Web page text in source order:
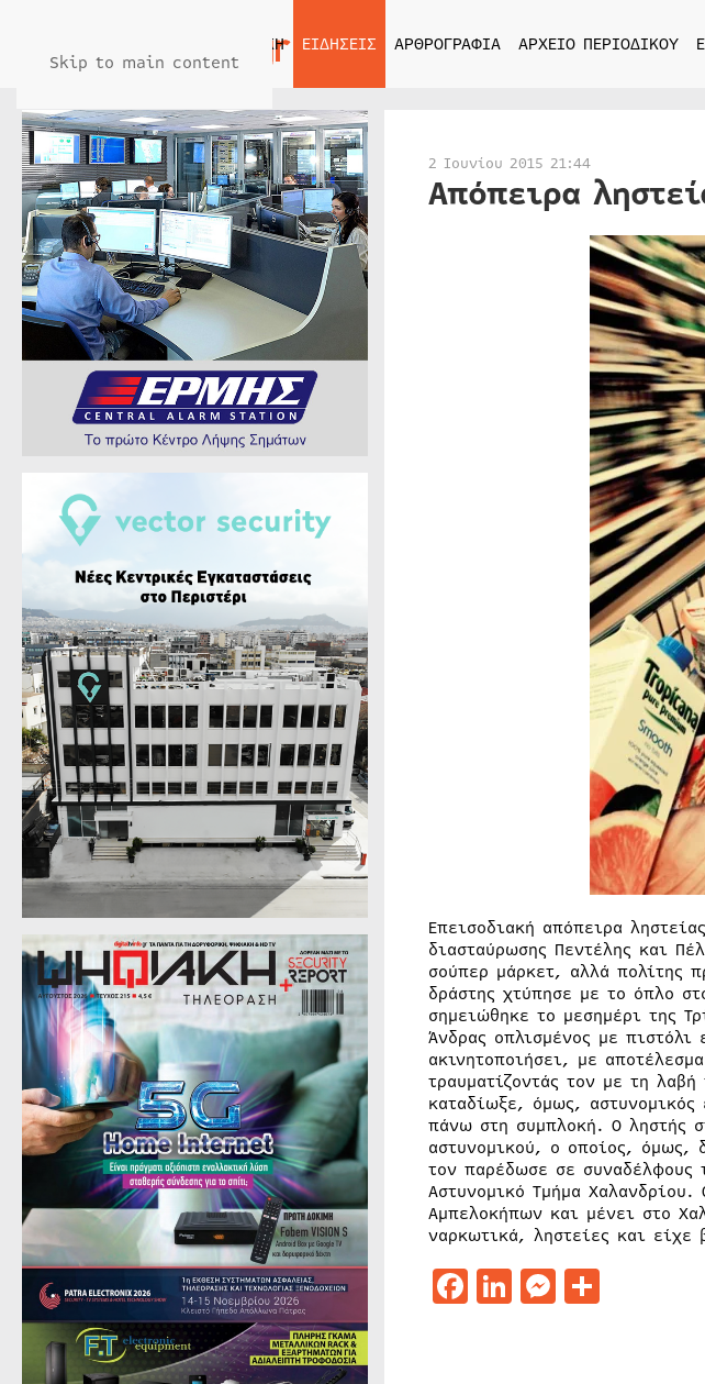
Skip to main content
ΑΡΧΙΚΗ ΕΙΔΗΣΕΙΣ ΑΡΘΡΟΓΡΑΦΙΑ ΑΡΧΕΙΟ ΠΕΡΙΟΔΙΚΟΥ
2 Ιουνίου 2015 21:44
Απόπειρα
Επεισοδιακή απόπειρα
διασταύρωσης Πεντέλης και
σούπερ μάρκετ, αλλά πολίτης
δράστης χτύπησε με το όπλο
σημειώθηκε το μεσημέρι της
Άνδρας οπλισμένος με
ακινητοποιήσει, με
τραυματίζοντάς τον με τη
καταδίωξε, όμως,
πάνω στη συμπλοκή. Ο ληστής
αστυνομικού, ο οποίος, όμως,
τον παρέδωσε σε συναδέλφους
Αστυνομικό Τμήμα
Αμπελοκήπων και μένει στο
ναρκωτικά, ληστείες και είχε
Facebook
LinkedIn